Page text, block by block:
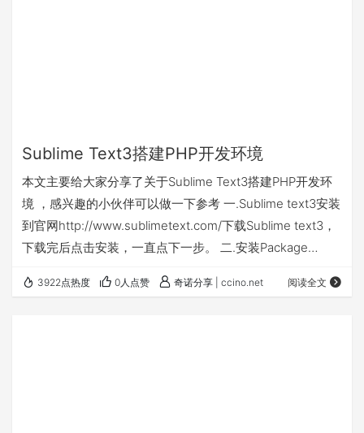
Sublime Text3搭建PHP开发环境
本文主要给大家分享了关于Sublime Text3搭建PHP开发环
境 ，感兴趣的小伙伴可以做一下参考 一.Sublime text3安装
到官网http://www.sublimetext.com/下载Sublime text3，
下载完后点击安装，一直点下一步。 二.安装Package
1.Ctrl+`快捷键或者通过View->Show Console菜单打开命
3922点热度 0人点赞 奇诺分享 | ccino.net 阅读全文